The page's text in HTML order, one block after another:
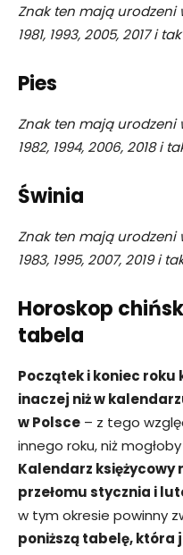
Znak ten mają urodzeni
1981, 1993, 2005, 2017 i
Pies
Znak ten mają urodzeni
1982, 1994, 2006, 2018 i
Świnia
Znak ten mają urodzeni w
1983, 1995, 2007, 2019 i
Horoskop
tabela
Początek i koniec
inaczej niż w
w Polsce – z tego
innego roku, niż
Kalendarz księżycowy
przełomu stycznia i
w tym okresie powinny
poniższą tabelę, która